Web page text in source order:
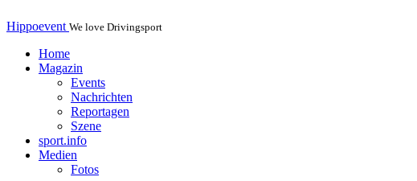
Hippoevent We love Drivingsport
Home
Magazin
Events
Nachrichten
Reportagen
Szene
sport.info
Medien
Fotos